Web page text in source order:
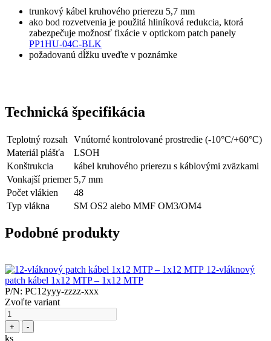
trunkový kábel kruhového prierezu 5,7 mm
ako bod rozvetvenia je použitá hliníková redukcia, ktorá
zabezpečuje možnosť fixácie v optickom patch panely
PP1HU-04C-BLK
požadovanú dĺžku uveďte v poznámke
Technická špecifikácia
Teplotný rozsah
Vnútorné kontrolované prostredie (-10°C/+60°C)
Materiál plášťa
LSOH
Konštrukcia
kábel kruhového prierezu s káblovými zväzkami
Vonkajší priemer 5,7 mm
Počet vlákien
48
Typ vlákna
SM OS2 alebo MMF OM3/OM4
Podobné produkty
12-vláknový
patch kábel 1x12 MTP – 1x12 MTP
P/N: PC12yyy-zzzz-xxx
Zvoľte variant
+ -
ks